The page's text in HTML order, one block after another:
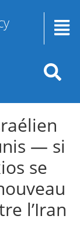
— si
se
l’Iran